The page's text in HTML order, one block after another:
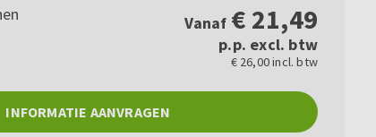
Vanaf € 21,49
p.p. excl. btw
€ 26,00 incl. btw
INFORMATIE AANVRAGEN